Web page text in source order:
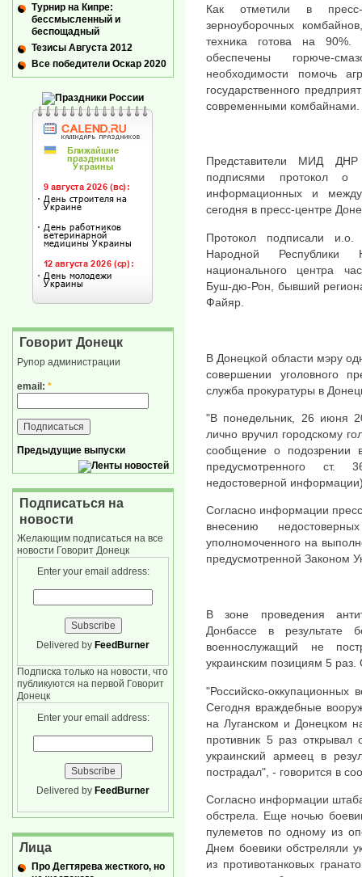
Как отметили в пресс-
зерноуборочных
техника готова на 90%.
обеспечены горюче-
необходимости помочь
государственного
современными комбайнами.
Представители МИД
подписями протокол о
информационных и
сегодня в пресс-центре
Протокол подписали
Народной Республики
национального центра
Буш-дю-Рон, бывший
Файяр.
В Донецкой области мэру
совершении уголовного
служба прокуратуры в
"В понедельник, 26 июня
лично вручил городскому
сообщение о подозрении
предусмотренного ст.
недостоверной
Согласно информации
внесению
уполномоченного на
предусмотренной Законом
В зоне проведения
Донбассе в результате
военнослужащий не
украинским позициям 5
"Российско-оккупационных
Сегодня враждебные
на Луганском и Донецком
противник 5 раз
украинский армеец в
пострадал", - говорится в
Согласно информации
обстрела. Еще ночью
пулеметов по одному из
Днем ​​боевики обстреляли
из противотанковых
Турнир на Кипре:
бессмысленный и
беспощадный
Тезисы Августа 2012
Все победители Оскар 2020
Говорит Донецк
Рупор администрации
email: *
Предыдущие выпуски
Подписаться на
новости
Желающим подписаться на все
новости Говорит Донецк
Enter your email address:
Delivered by FeedBurner
Подписка только на новости, что
публикуются на первой Говорит
Донецк
Enter your email address:
Delivered by FeedBurner
Лица
Про Дегтярева жесткого, но